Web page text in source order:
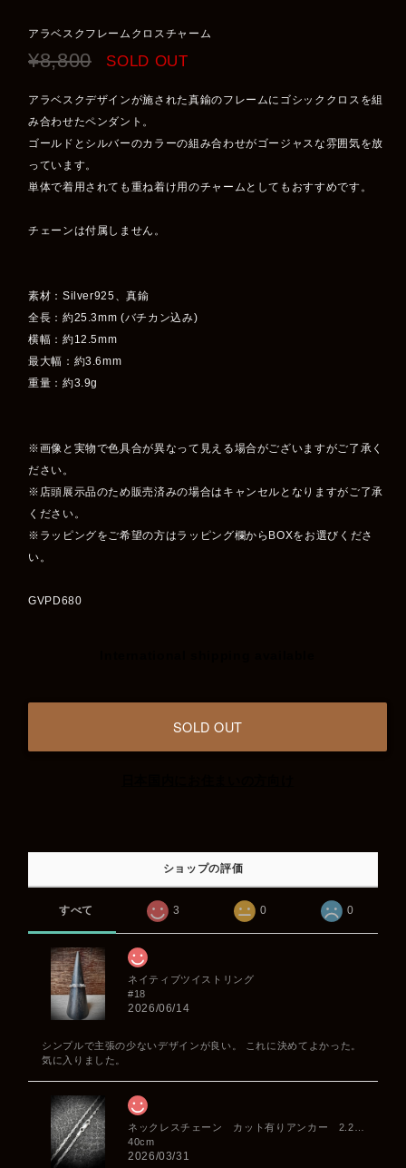
アラベスクフレームクロスチャーム
¥8,800 SOLD OUT
アラベスクデザインが施された真鍮のフレームにゴシッククロスを組
み合わせたペンダント。
ゴールドとシルバーのカラーの組み合わせがゴージャスな雰囲気を放
っています。
単体で着用されても重ね着け用のチャームとしてもおすすめです。
チェーンは付属しません。
素材：Silver925、真鍮
全長：約25.3mm (バチカン込み)
横幅：約12.5mm
最大幅：約3.6mm
重量：約3.9g
※画像と実物で色具合が異なって見える場合がございますがご了承く
ださい。
※店頭展示品のため販売済みの場合はキャンセルとなりますがご了承
ください。
※ラッピングをご希望の方はラッピング欄からBOXをお選びくださ
い。
GVPD680
SOLD OUT
ショップの評価
すべて 3 0 0
ネイティブツイストリング
#18
2026/06/14
シンプルで主張の少ないデザインが良い。 これに決めてよかった。
気に入りました。
40cm
2026/03/31